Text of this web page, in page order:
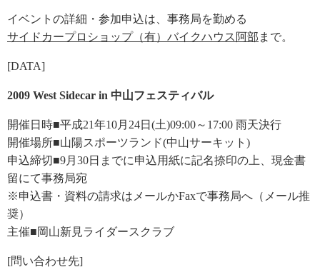
イベントの詳細・参加申込は、事務局を勤める
サイドカープロショップ（有）バイクハウス阿部 まで。
[DATA]
2009 West Sidecar in 中山フェスティバル
開催日時■平成21年10月24日(土)09:00～17:00 雨天決行
開催場所■山陽スポーツランド(中山サーキット)
申込締切■9月30日までに申込用紙に記名捺印の上、現金書
留にて事務局宛
※申込書・資料の請求はメールかFaxで事務局へ（メール推
奨）
主催■岡山新見ライダースクラブ
[問い合わせ先]